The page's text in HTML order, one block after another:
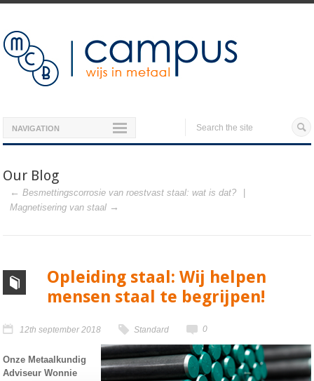
NAVIGATION
Our Blog
Besmettingscorrosie van roestvast staal: wat is dat?
Magnetisering van staal
Opleiding staal: Wij helpen
mensen staal te begrijpen!
12th september 2018 Standard 0
Onze Metaalkundig
Adviseur Wonnie